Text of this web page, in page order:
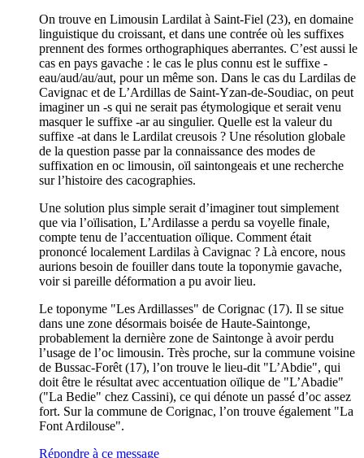
On trouve en Limousin Lardilat à Saint-Fiel (23), en domaine
linguistique du croissant, et dans une contrée où les suffixes
prennent des formes orthographiques aberrantes. C’est aussi le
cas en pays gavache : le cas le plus connu est le suffixe -
eau/aud/au/aut, pour un même son. Dans le cas du Lardilas de
Cavignac et de L’Ardillas de Saint-Yzan-de-Soudiac, on peut
imaginer un -s qui ne serait pas étymologique et serait venu
masquer le suffixe -ar au singulier. Quelle est la valeur du
suffixe -at dans le Lardilat creusois ? Une résolution globale
de la question passe par la connaissance des modes de
suffixation en oc limousin, oïl saintongeais et une recherche
sur l’histoire des cacographies.
Une solution plus simple serait d’imaginer tout simplement
que via l’oïlisation, L’Ardilasse a perdu sa voyelle finale,
compte tenu de l’accentuation oïlique. Comment était
prononcé localement Lardilas à Cavignac ? Là encore, nous
aurions besoin de fouiller dans toute la toponymie gavache,
voir si pareille déformation a pu avoir lieu.
Le toponyme "Les Ardillasses" de Corignac (17). Il se situe
dans une zone désormais boisée de Haute-Saintonge,
probablement la dernière zone de Saintonge à avoir perdu
l’usage de l’oc limousin. Très proche, sur la commune voisine
de Bussac-Forêt (17), l’on trouve le lieu-dit "L’Abdie", qui
doit être le résultat avec accentuation oïlique de "L’Abadie"
("La Bedie" chez Cassini), ce qui dénote un passé d’oc assez
fort. Sur la commune de Corignac, l’on trouve également "La
Font Ardilouse".
Répondre à ce message